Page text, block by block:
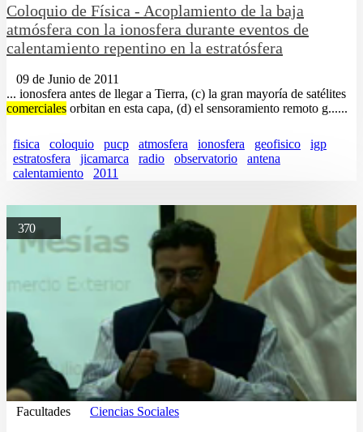
Coloquio de Fí­sica - Acoplamiento de la baja
atmósfera con la ionosfera durante eventos de
calentamiento repentino en la estratósfera
09 de Junio de 2011
... ionosfera antes de llegar a Tierra, (c) la gran mayoría de satélites
comerciales orbitan en esta capa, (d) el sensoramiento remoto g......
fisica coloquio pucp atmosfera ionosfera geofisico
igp
estratosfera
jicamarca radio observatorio
antena
calentamiento
2011
370
Facultades Ciencias Sociales